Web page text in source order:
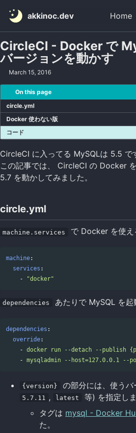
akkinoc.dev
Home
CircleCI - Docker で
バージョンを動かす
March 15, 2016
On this page
circle.yml
Docker 使わない版
コード
CircleCI に入ってる MySQLは 5.5 で
この記事では、 CircleCI の Docker
5.7 を動かしてみました。
circle.yml
machine.services で Docker を使え
Copy code
machine:
services :
-
"docker"
dependencies あたりで MySQL を起
Copy code
dependencies :
override:
- docker run --detach --publish
- mysqladmin --host=127.0.0.1
{version} の部分には、使う
5.7.11 , latest
等) を指定しま
タグは mysql - Docker
た。